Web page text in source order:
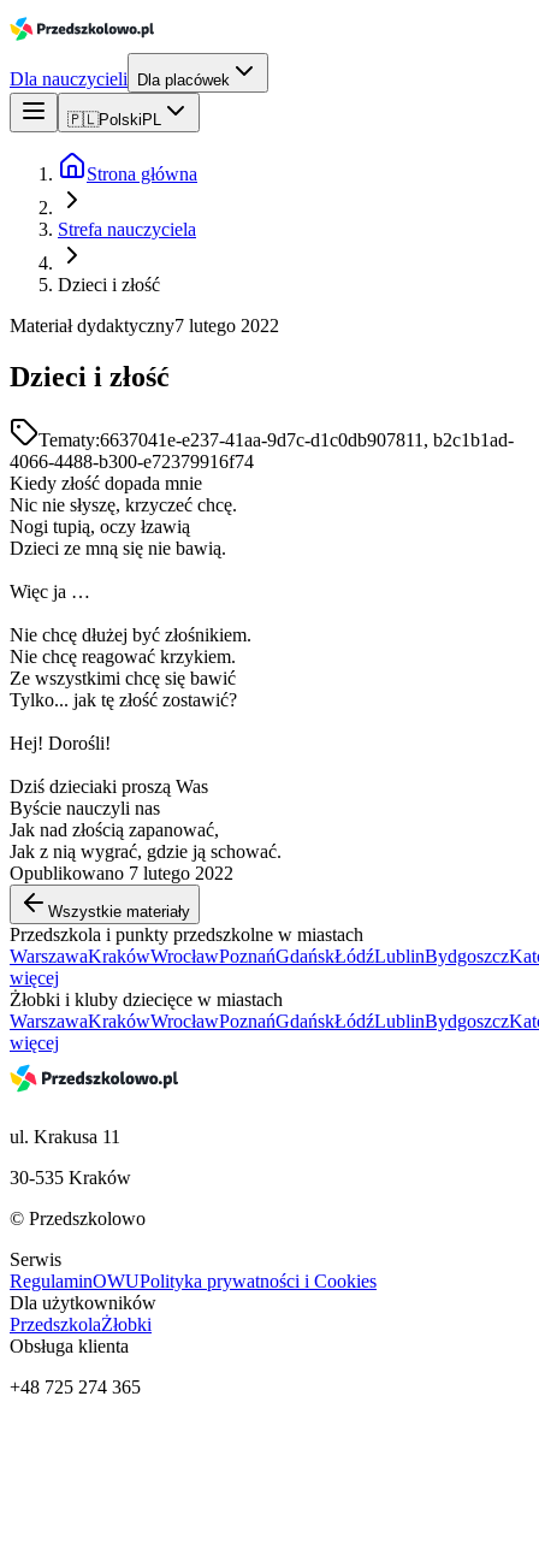
Dla nauczycieli Dla placówek
🇵🇱Polski PL
Strona główna
Strefa nauczyciela
Dzieci i złość
Materiał dydaktyczny7 lutego 2022
Dzieci i złość
Tematy:6637041e-e237-41aa-9d7c-d1c0db907811, b2c1b1ad-
4066-4488-b300-e72379916f74
Kiedy złość dopada mnie
Nic nie słyszę, krzyczeć chcę.
Nogi tupią, oczy łzawią
Dzieci ze mną się nie bawią.
Więc ja …
Nie chcę dłużej być złośnikiem.
Nie chcę reagować krzykiem.
Ze wszystkimi chcę się bawić
Tylko... jak tę złość zostawić?
Hej! Dorośli!
Dziś dzieciaki proszą Was
Byście nauczyli nas
Jak nad złością zapanować,
Jak z nią wygrać, gdzie ją schować.
Opublikowano 7 lutego 2022
Wszystkie materiały
Przedszkola i punkty przedszkolne w miastach
WarszawaKrakówWrocławPoznańGdańskŁódźLublinBydgoszcz
więcej
Żłobki i kluby dziecięce w miastach
WarszawaKrakówWrocławPoznańGdańskŁódźLublinBydgoszcz
więcej
ul. Krakusa 11
30-535 Kraków
© Przedszkolowo
Serwis
RegulaminOWUPolityka prywatności i Cookies
Dla użytkowników
PrzedszkolaŻłobki
Obsługa klienta
+48 725 274 365